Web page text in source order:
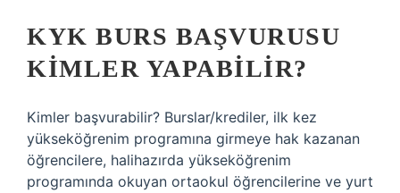
KYK BURS BAŞVURUSU
KIMLER YAPABILIR?
Kimler başvurabilir? Burslar/krediler, ilk kez
yükseköğrenim programına girmeye hak kazanan
öğrencilere, halihazırda yükseköğrenim
programında okuyan ortaokul öğrencilerine ve yurt